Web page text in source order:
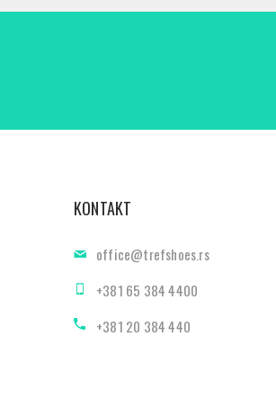
KONTAKT
office@trefshoes.rs
+381 65 384 4400
+381 20 384 440